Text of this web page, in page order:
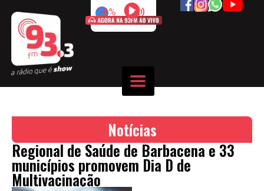
50%
Notícias
Regional de Saúde de Barbacena e 33
municípios promovem Dia D de
Multivacinação